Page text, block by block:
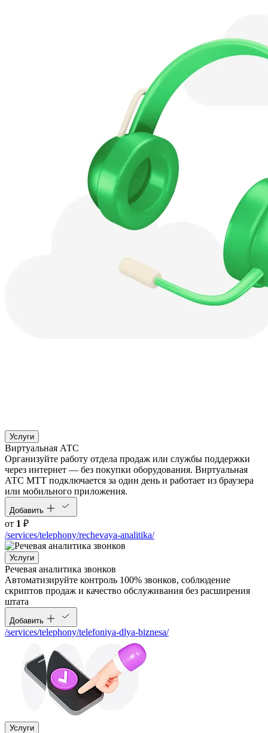
Услуги
Виртуальная АТС
Организуйте работу отдела продаж или службы поддержки
через интернет — без покупки оборудования. Виртуальная
АТС МТТ подключается за один день и работает из браузера
или мобильного приложения.
Добавить
от 1 ₽
/services/telephony/rechevaya-analitika/
Услуги
Речевая аналитика звонков
Автоматизируйте контроль 100% звонков, соблюдение
скриптов продаж и качество обслуживания без расширения
штата
Добавить
/services/telephony/telefoniya-dlya-biznesa/
Услуги